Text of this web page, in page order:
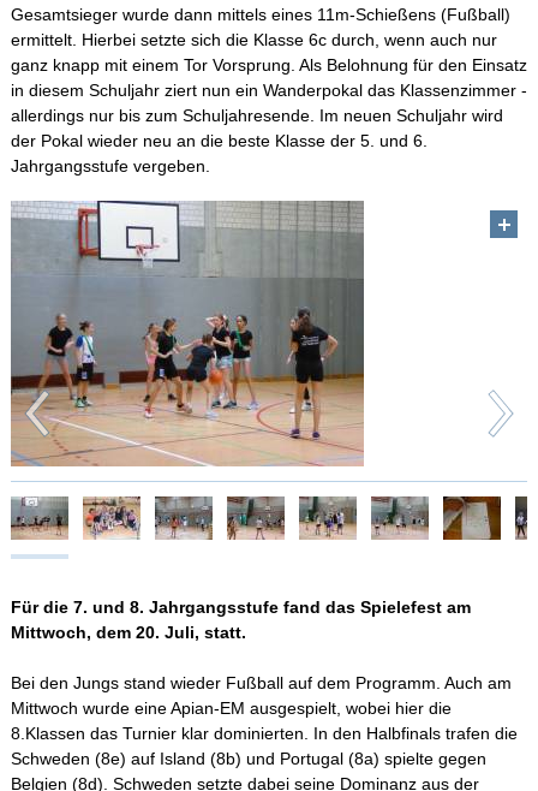
Gesamtsieger wurde dann mittels eines 11m-Schießens (Fußball)
ermittelt. Hierbei setzte sich die Klasse 6c durch, wenn auch nur
ganz knapp mit einem Tor Vorsprung. Als Belohnung für den Einsatz
in diesem Schuljahr ziert nun ein Wanderpokal das Klassenzimmer -
allerdings nur bis zum Schuljahresende. Im neuen Schuljahr wird
der Pokal wieder neu an die beste Klasse der 5. und 6.
Jahrgangsstufe vergeben.
Für die 7. und 8. Jahrgangsstufe fand das Spielefest am
Mittwoch, dem 20. Juli, statt.
Bei den Jungs stand wieder Fußball auf dem Programm. Auch am
Mittwoch wurde eine Apian-EM ausgespielt, wobei hier die
8.Klassen das Turnier klar dominierten. In den Halbfinals trafen die
Schweden (8e) auf Island (8b) und Portugal (8a) spielte gegen
Belgien (8d). Schweden setzte dabei seine Dominanz aus der